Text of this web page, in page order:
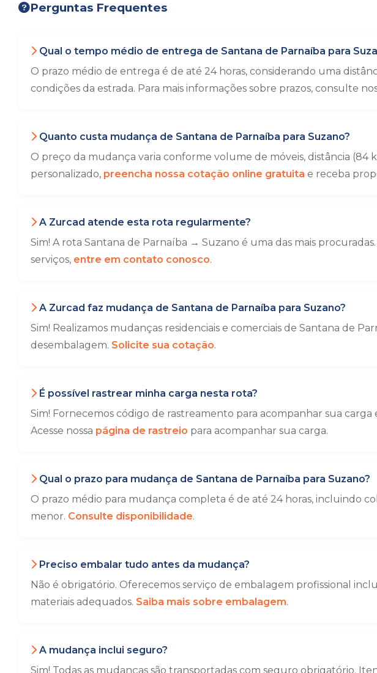
Perguntas Frequentes
Qual o tempo médio de entrega de Santana de Parnaíba para
O prazo médio de entrega é de até 24 horas, considerando uma
condições da estrada. Para mais informações sobre prazos, consulte
Quanto custa mudança de Santana de Parnaíba para Suzano?
O preço da mudança varia conforme volume de móveis, distância
personalizado, preencha nossa cotação online gratuita e receba
A Zurcad atende esta rota regularmente?
Sim! A rota Santana de Parnaíba → Suzano é uma das mais
serviços, entre em contato conosco.
A Zurcad faz mudança de Santana de Parnaíba para Suzano?
Sim! Realizamos mudanças residenciais e comerciais de Santana de
desembalagem. Solicite sua cotação.
É possível rastrear minha carga nesta rota?
Sim! Fornecemos código de rastreamento para acompanhar sua
Acesse nossa página de rastreio para acompanhar sua carga.
Qual o prazo para mudança de Santana de Parnaíba para Suzano?
O prazo médio para mudança completa é de até 24 horas, incluindo
menor. Consulte disponibilidade.
Preciso embalar tudo antes da mudança?
Não é obrigatório. Oferecemos serviço de embalagem profissional
materiais adequados. Saiba mais sobre embalagem.
A mudança inclui seguro?
Sim! Todas as mudanças são transportadas com seguro obrigatório.